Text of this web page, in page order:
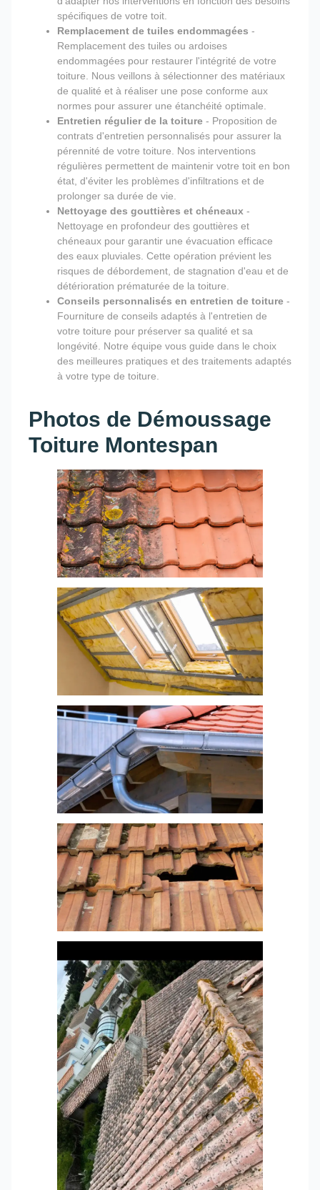
spécifiques de votre toit.
Remplacement de tuiles endommagées -
Remplacement des tuiles ou ardoises
endommagées pour restaurer l'intégrité de votre
toiture. Nous veillons à sélectionner des matériaux
de qualité et à réaliser une pose conforme aux
normes pour assurer une étanchéité optimale.
Entretien régulier de la toiture - Proposition de
contrats d'entretien personnalisés pour assurer la
pérennité de votre toiture. Nos interventions
régulières permettent de maintenir votre toit en bon
état, d'éviter les problèmes d'infiltrations et de
prolonger sa durée de vie.
Nettoyage des gouttières et chéneaux -
Nettoyage en profondeur des gouttières et
chéneaux pour garantir une évacuation efficace
des eaux pluviales. Cette opération prévient les
risques de débordement, de stagnation d'eau et de
détérioration prématurée de la toiture.
Conseils personnalisés en entretien de toiture -
Fourniture de conseils adaptés à l'entretien de
votre toiture pour préserver sa qualité et sa
longévité. Notre équipe vous guide dans le choix
des meilleures pratiques et des traitements adaptés
à votre type de toiture.
Photos de Démoussage
Toiture Montespan